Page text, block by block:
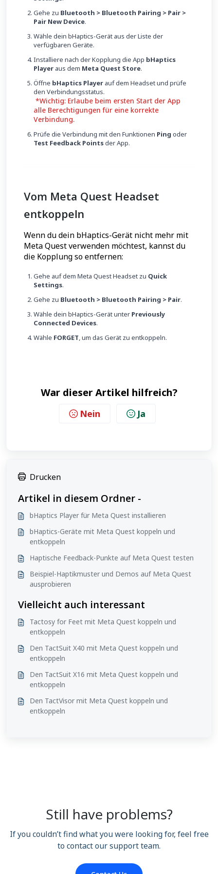
Gehe zu Bluetooth > Bluetooth Pairing > Pair >
Pair New Device.
Wähle dein bHaptics-Gerät aus der Liste der
verfügbaren Geräte.
Installiere nach der Kopplung die App bHaptics
Player aus dem Meta Quest Store.
Öffne bHaptics Player auf dem Headset und prüfe
den Verbindungsstatus.
*Wichtig: Erlaube beim ersten Start der App
alle Berechtigungen für eine korrekte
Verbindung.
Prüfe die Verbindung mit den Funktionen Ping oder
Test Feedback Pointsder App.
Vom Meta Quest Headset
entkoppeln
Wenn du dein bHaptics-Gerät nicht mehr mit
Meta Quest verwenden möchtest, kannst du
die Kopplung so entfernen:
Gehe auf dem Meta Quest Headset zu Quick
Settings.
Gehe zu Bluetooth > Bluetooth Pairing > Pair.
Wähle dein bHaptics-Gerät unter Previously
Connected Devices.
Wähle FORGET, um das Gerät zu entkoppeln.
War dieser Artikel hilfreich?
Nein Ja
Drucken
Artikel in diesem Ordner -
bHaptics Player für Meta Quest installieren
bHaptics-Geräte mit Meta Quest koppeln und
entkoppeln
Haptische Feedback-Punkte auf Meta Quest testen
Beispiel-Haptikmuster und Demos auf Meta Quest
ausprobieren
Vielleicht auch interessant
Tactosy for Feet mit Meta Quest koppeln und
entkoppeln
Den TactSuit X40 mit Meta Quest koppeln und
entkoppeln
Den TactSuit X16 mit Meta Quest koppeln und
entkoppeln
Den TactVisor mit Meta Quest koppeln und
entkoppeln
Still have problems?
If you couldn’t find what you were looking for, feel free
to contact our support team.